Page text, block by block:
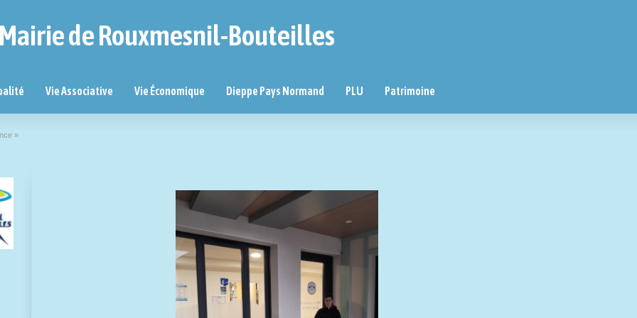
Mairie de Rouxmesnil-Bouteilles
Vie Associative Vie Économique Dieppe Pays Normand PLU Patrimoine
»